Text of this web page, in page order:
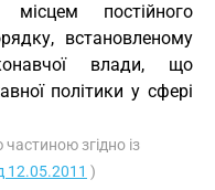
постійного
встановленому
влади, що
політики у сфері
згідно із
12.05.2011 )